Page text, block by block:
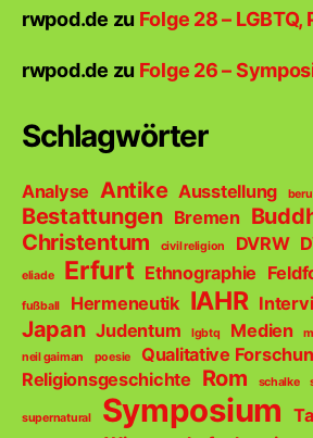
rwpod.de zu Folge 28 –
rwpod.de zu Folge 26 –
Schlagwörter
Analyse Antike Ausstellung
Bestattungen Bremen
Christentum
civil religion DVRW
eliade Erfurt Ethnographie
fußball Hermeneutik IAHR
Japan Judentum lgbtq Medien
neil gaiman
poesie Qualitative
Religionsgeschichte Rom schalke
supernatural Symposium